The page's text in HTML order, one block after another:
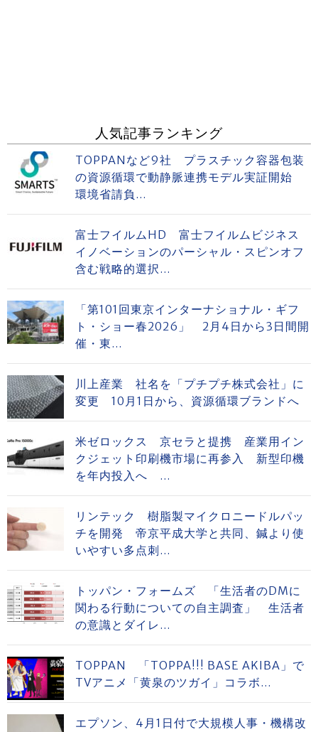
人気記事ランキング
TOPPANなど9社 プラスチック容器包装
の資源循環で動静脈連携モデル実証開始
環境省請負...
富士フイルムHD 富士フイルムビジネス
イノベーションのパーシャル・スピンオフ
含む戦略的選択...
「第101回東京インターナショナル・ギフ
ト・ショー春2026」 2月4日から3日間開
催・東...
川上産業 社名を「プチプチ株式会社」に
変更 10月1日から、資源循環ブランドへ
米ゼロックス 京セラと提携 産業用イン
クジェット印刷機市場に再参入 新型印機
を年内投入へ ...
リンテック 樹脂製マイクロニードルパッ
チを開発 帝京平成大学と共同、鍼より使
いやすい多点刺...
トッパン・フォームズ 「生活者のDMに
関わる行動についての自主調査」 生活者
の意識とダイレ...
TOPPAN 「TOPPA!!! BASE AKIBA」で
TVアニメ「黄泉のツガイ」コラボ...
エプソン、4月1日付で大規模人事・機構改